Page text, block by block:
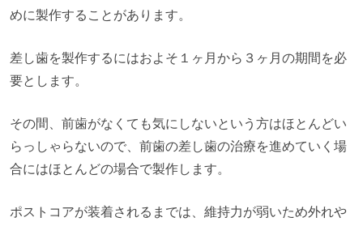
めに製作することがあります。
差し歯を製作するにはおよそ１ヶ月から３ヶ月の期間を必
要とします。
その間、前歯がなくても気にしないという方はほとんどい
らっしゃらないので、前歯の差し歯の治療を進めていく場
合にはほとんどの場合で製作します。
ポストコアが装着されるまでは、維持力が弱いため外れや